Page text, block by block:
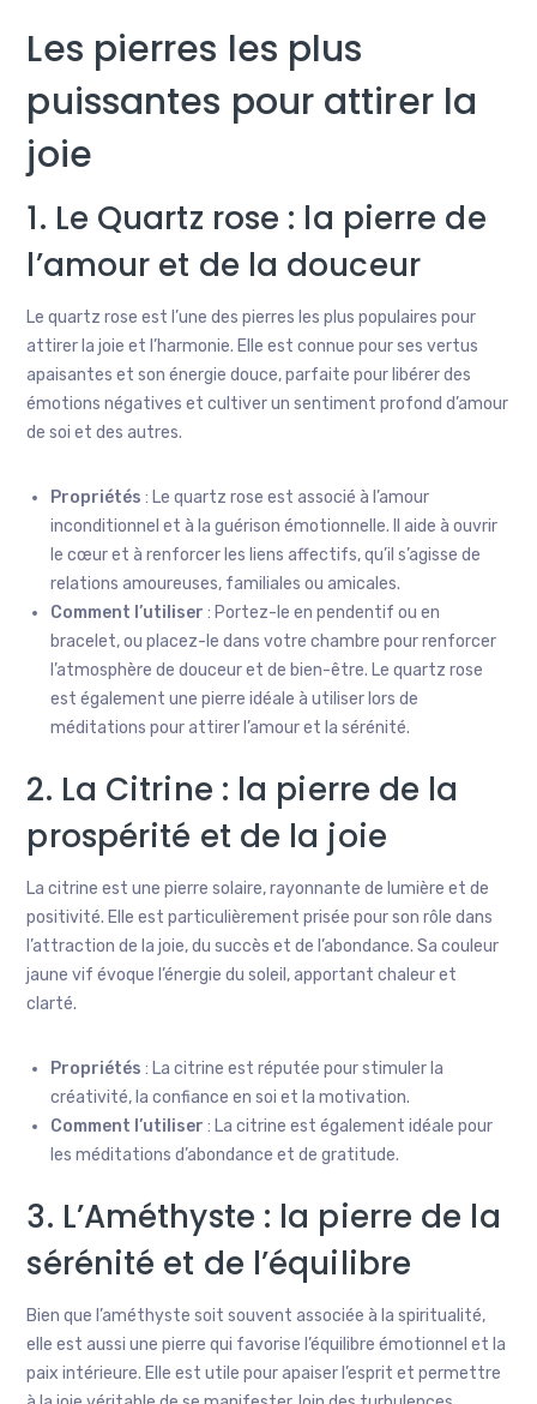
Les pierres les plus
puissantes pour attirer la
joie
1. Le Quartz rose : la pierre de
l’amour et de la douceur
Le quartz rose est l’une des pierres les plus populaires pour
attirer la joie et l’harmonie. Elle est connue pour ses vertus
apaisantes et son énergie douce, parfaite pour libérer des
émotions négatives et cultiver un sentiment profond d’amour
de soi et des autres.
Propriétés : Le quartz rose est associé à l’amour
inconditionnel et à la guérison émotionnelle. Il aide à ouvrir
le cœur et à renforcer les liens affectifs, qu’il s’agisse de
relations amoureuses, familiales ou amicales.
Comment l’utiliser : Portez-le en pendentif ou en
bracelet, ou placez-le dans votre chambre pour renforcer
l’atmosphère de douceur et de bien-être. Le quartz rose
est également une pierre idéale à utiliser lors de
méditations pour attirer l’amour et la sérénité.
2. La Citrine : la pierre de la
prospérité et de la joie
La citrine est une pierre solaire, rayonnante de lumière et de
positivité. Elle est particulièrement prisée pour son rôle dans
l’attraction de la joie, du succès et de l’abondance. Sa couleur
jaune vif évoque l’énergie du soleil, apportant chaleur et
clarté.
Propriétés : La citrine est réputée pour stimuler la
créativité, la confiance en soi et la motivation.
Comment l’utiliser : La citrine est également idéale pour
les méditations d’abondance et de gratitude.
3. L’Améthyste : la pierre de la
sérénité et de l’équilibre
Bien que l’améthyste soit souvent associée à la spiritualité,
elle est aussi une pierre qui favorise l’équilibre émotionnel et la
paix intérieure. Elle est utile pour apaiser l’esprit et permettre